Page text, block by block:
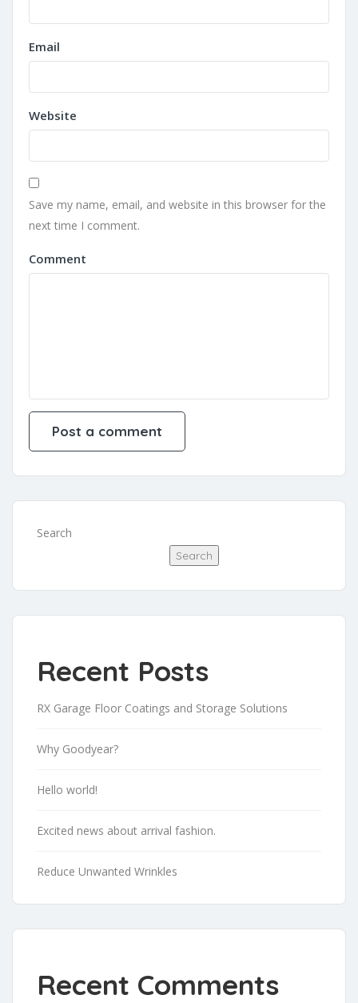
Email
Website
Save my name, email, and website in this browser for the
next time I comment.
Comment
Search
Search
Recent Posts
RX Garage Floor Coatings and Storage Solutions
Why Goodyear?
Hello world!
Excited news about arrival fashion.
Reduce Unwanted Wrinkles
Recent Comments